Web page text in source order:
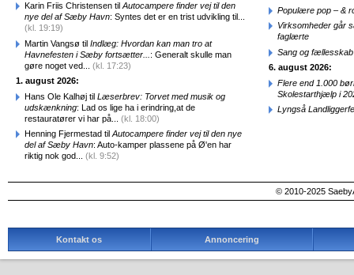
Karin Friis Christensen til Autocampere finder vej til den
nye del af Sæby Havn: Syntes det er en trist udvikling til...
(kl. 19:19)
Martin Vangsø til Indlæg: Hvordan kan man tro at
Havnefesten i Sæby fortsætter... : Generalt skulle man
gøre noget ved... (kl. 17:23)
1. august 2026:
Hans Ole Kalhøj til Læserbrev: Torvet med musik og
udskænkning: Lad os lige ha i erindring,at de
restauratører vi har på... (kl. 18:00)
Henning Fjermestad til Autocampere finder vej til den nye
del af Sæby Havn: Auto-kamper plassene på Ø'en har
riktig nok god... (kl. 9:52)
Populære pop – &
Virksomheder går
faglærte
Sang og
6. august 2026:
Flere end 1.000
Skolestarthjælp i
Lyngså
© 2010-2025
Kontakt os Annoncering